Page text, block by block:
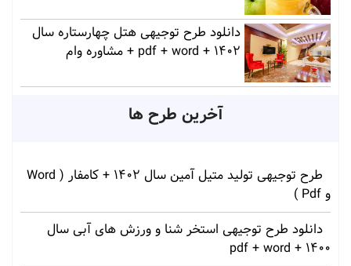
دانلود طرح توجیهی هتل چهارستاره سال
1402 + pdf + word + مشاوره وام
آخرین طرح ها
طرح توجیهی تولید متیل آمین سال 1402 + کامفار ( Word
و Pdf )
دانلود طرح توجیهی استخر شنا و ورزش های آبی سال
1400 + pdf + word